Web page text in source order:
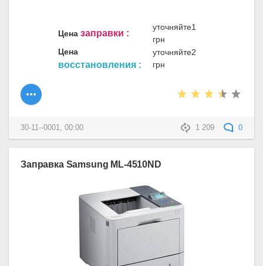
Цена заправки :
уточняйте1
грн
Цена
восстановления :
уточняйте2
грн
1 209 0
30-11--0001, 00:00
Заправка Samsung ML-4510ND